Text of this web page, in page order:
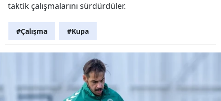
taktik çalışmalarını sürdürdüler.
#Çalışma #Kupa